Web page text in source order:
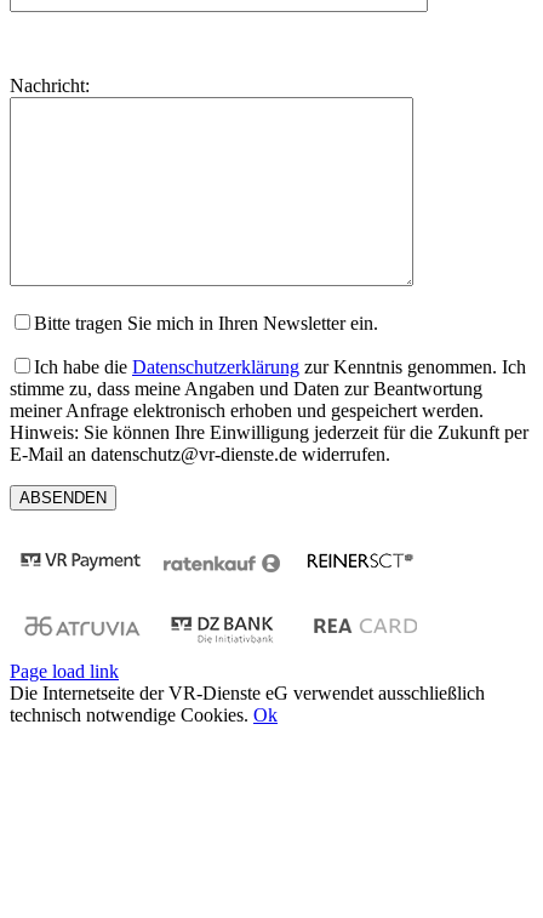
dieses
lasse
Nachricht:
Bitte tragen Sie mich in Ihren Newsletter ein.
Ich habe die Datenschutzerklärung zur Kenntnis genommen. Ich
stimme zu, dass meine Angaben und Daten zur Beantwortung
meiner Anfrage elektronisch erhoben und gespeichert werden.
Hinweis: Sie können Ihre Einwilligung jederzeit für die Zukunft per
E-Mail an datenschutz@vr-dienste.de widerrufen.
Page load link
Die Internetseite der VR-Dienste eG verwendet ausschließlich
technisch notwendige Cookies. Ok